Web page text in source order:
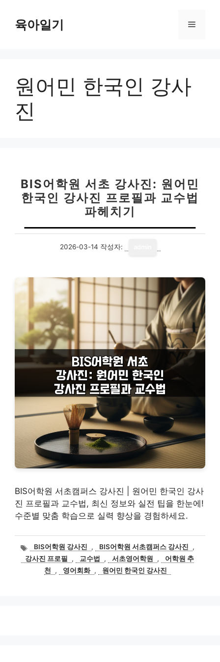
육아일기 메
원어민 한국인 강사
진
BIS어학원 서초 강사진: 원어민
한국인 강사진 프로필과 교수법
파헤치기
2026-03-14 작성자:
BIS어학원 서초캠퍼스 강사진 | 원어민 한국인 강사
진 프로필과 교수법, 최신 정보와 실전 팁을 한눈에!
수준별 맞춤 학습으로 실력 향상을 경험하세요.
태
그
BIS어학원 강사진 , BIS어학원 서초캠퍼스 강사진
,
강사진 프로필
, 교수법 , 서초영어학원 ,
어학원 추
천
, 영어회화 , 원어민 한국인 강사진